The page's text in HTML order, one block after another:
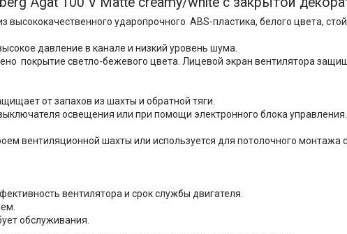
ударопрочного ABS-пластика, белого цвета,
давление в канале и низкий уровень шума.
покрытие светло-бежевого цвета. Лицевой экран вентилятора
от запахов из шахты и обратной тяги.
освещения или при помощи электронного блока
вентиляционной шахты или используется для потолочного монтажа
вентилятора и срок службы двигателя.
обслуживания.